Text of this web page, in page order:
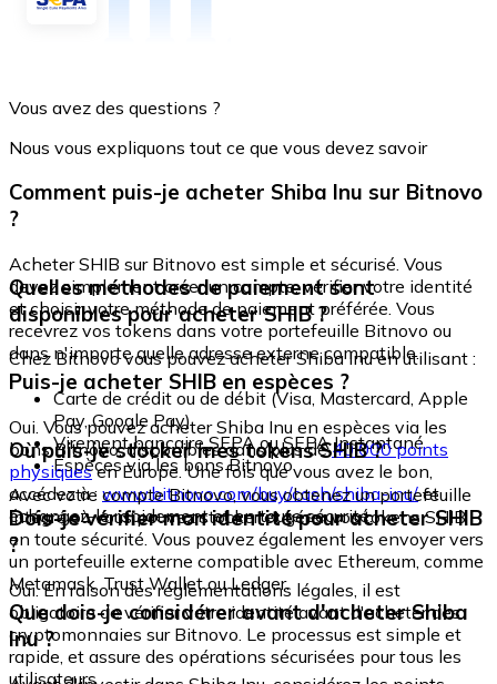
Vous avez des questions ?
Nous vous expliquons tout ce que vous devez savoir
Comment puis-je acheter Shiba Inu sur Bitnovo
?
Acheter SHIB sur Bitnovo est simple et sécurisé. Vous
devez simplement créer un compte, vérifier votre identité
et choisir votre méthode de paiement préférée. Vous
recevrez vos tokens dans votre portefeuille Bitnovo ou
dans n'importe quelle adresse externe compatible.
Quelles méthodes de paiement sont
disponibles pour acheter SHIB ?
Chez Bitnovo vous pouvez acheter Shiba Inu en utilisant :
Carte de crédit ou de débit (Visa, Mastercard, Apple
Pay, Google Pay)
Virement bancaire SEPA ou SEPA Instantané
Espèces via les bons Bitnovo
Puis-je acheter SHIB en espèces ?
Oui. Vous pouvez acheter Shiba Inu en espèces via les
bons Bitnovo, disponibles dans plus de40 000 points
physiquesen Europe. Une fois que vous avez le bon,
accédez à : www.bitnovo.com/buy/cash/shiba-inu/et
échangez-le rapidement et en toute sécurité.
Où puis-je stocker mes tokens SHIB ?
Avec votre compte Bitnovo, vous obtenez un portefeuille
intégré où vous pouvez stocker et gérer vos tokens SHIB
en toute sécurité. Vous pouvez également les envoyer vers
un portefeuille externe compatible avec Ethereum, comme
Metamask, Trust Wallet ou Ledger.
Dois-je vérifier mon identité pour acheter SHIB
?
Oui. En raison des réglementations légales, il est
obligatoire de vérifier votre identité avant d'acheter des
cryptomonnaies sur Bitnovo. Le processus est simple et
rapide, et assure des opérations sécurisées pour tous les
utilisateurs.
Que dois-je considérer avant d'acheter Shiba
Inu ?